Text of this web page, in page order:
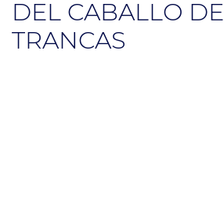
DEL CABALLO DE
TRANCAS